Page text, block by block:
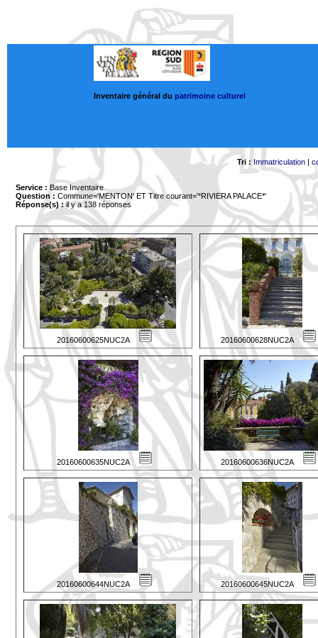
Inventaire général du patrimoine culturel
Tri : Immatriculation|
Service : Base Inventaire
Question : Commune='MENTON' ET Titre courant='*RIVIERA PALACE*'
Réponse(s) :il y a 138 réponses
20160600625NUC2A 20160600628NUC2A
20160600635NUC2A 20160600636NUC2A
20160600644NUC2A 20160600645NUC2A